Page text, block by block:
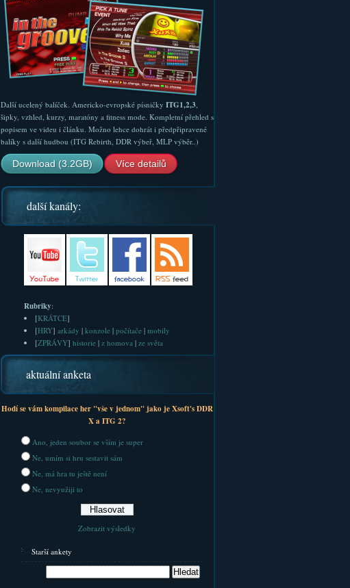
Další ucelený balíček. Americko-evropské písničky ITG1,2,3,
šipky, vzhled, kurzy, maratóny a fitness mode. Kompletní přehled s
popisem ve videu i článku. Možno lehce dohrát i předpřipravené
balíky s další hudbou (ITG Rebirth, DDR výbeř, MLP výběr..)
Download (3.2GB) Více detailů
další kanály:
Rubriky:
[KRÁTCE]
[HRY] arkády | konzole| počítače| mobily
[ZPRÁVY] historie| z homova| ze světa
aktuální anketa
Hodí se vám kompilace her "vše v jednom" jako je Xsoft's DDR
X a ITG 2?
Ano, jeden soubor se vším je super
Ne, umím si hru sestavit sám
Ne, má hra tu ještě není
Ne, nevyužiji to
Zobrazit výsledky
Starší ankety